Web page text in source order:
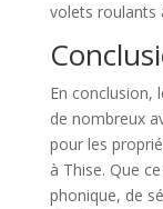
volets roulants
En conclusion,
de nombreux
pour les
à Thise. Que
phonique, de